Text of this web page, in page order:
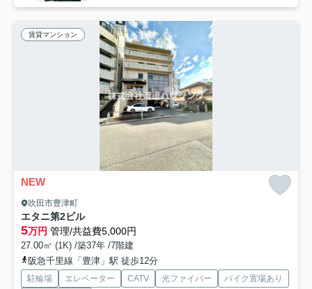
賃貸マンション
NEW
吹田市豊津町
エタニ第2ビル
5万円 管理/共益費5,000円
27.00㎡ (1K) /築37年 /7階建
阪急千里線「豊津」駅 徒歩12分
駐輪場 エレベーター CATV 光ファイバー バイク置場あり